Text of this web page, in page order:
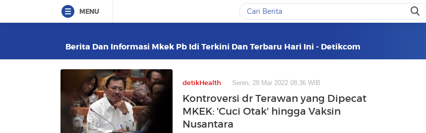
MENU
Berita Dan Informasi Mkek Pb Idi Terkini Dan Terbaru Hari Ini - Detikcom
detikHealth Senin, 28 Mar 2022 08:36 WIB
Kontroversi dr Terawan yang Dipecat
MKEK: 'Cuci Otak' hingga Vaksin
Nusantara